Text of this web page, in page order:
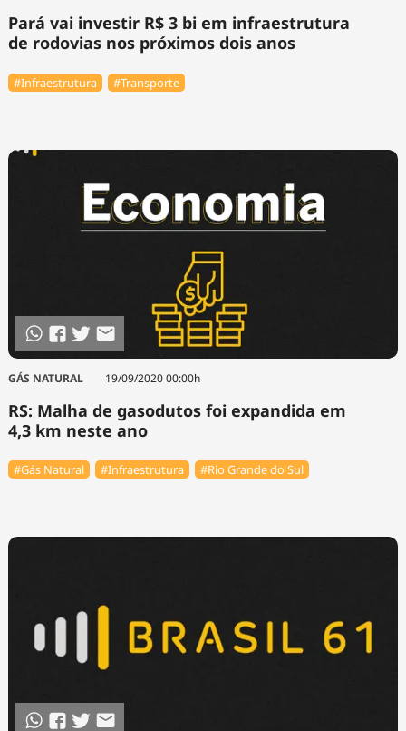
Pará vai investir R$ 3 bi em infraestrutura
de rodovias nos próximos dois anos
#Infraestrutura #Transporte
GÁS NATURAL 19/09/2020 00:00h
RS: Malha de gasodutos foi expandida em
4,3 km neste ano
#Gás Natural #Infraestrutura #Rio Grande do Sul